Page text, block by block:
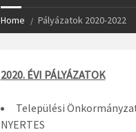
Home Pályázatok 2020-2022
2020. ÉVI PÁLYÁZATOK
Települési
NYERTES